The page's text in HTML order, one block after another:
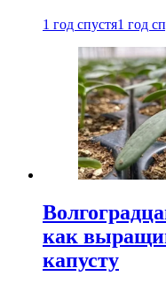
1 год спустя1 год
как
капусту